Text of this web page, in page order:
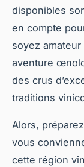
disponibles
en compte
soyez
aventure
des crus
traditions
Alors,
vous
cette région